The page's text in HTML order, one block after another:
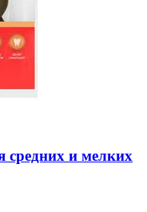
средних и мелких